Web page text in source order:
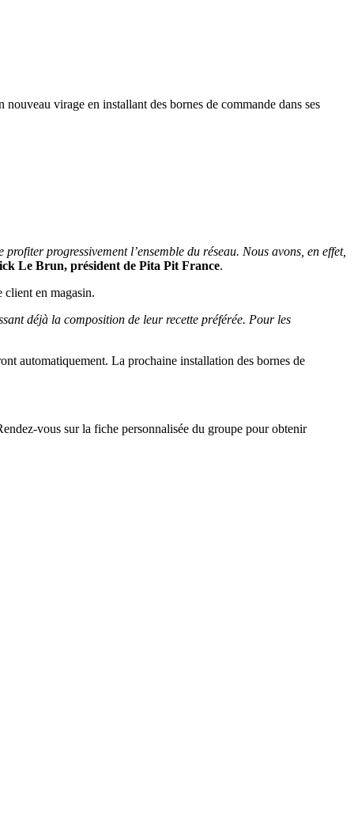
virage en installant des bornes de commande dans ses
progressivement l’ensemble du réseau. Nous avons, en effet,
Le Brun, président de Pita Pit France.
client en magasin.
déjà la composition de leur recette préférée. Pour les
automatiquement. La prochaine installation des bornes de
vous sur la fiche personnalisée du groupe pour obtenir